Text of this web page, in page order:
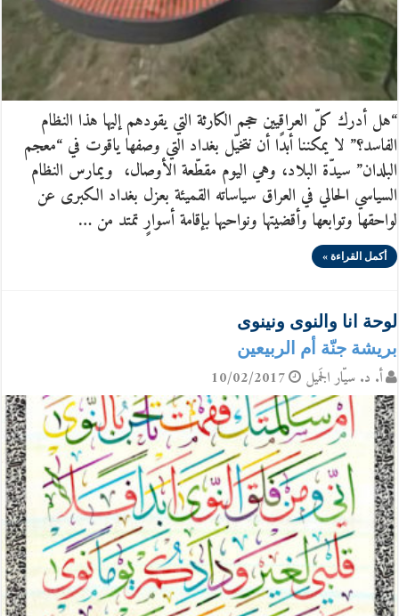
“هل أدرك كلّ العراقيين حجم الكارثة التي يقودهم إليها هذا النظام
الفاسد؟” لا يمكننا أبدًا أن نتخيّل بغداد التي وصفها ياقوت في “معجم
البلدان” سيدّة البلاد، وهي اليوم مقطّعة الأوصال، ويمارس النظام
السياسي الحالي في العراق سياساته القميئة بعزل بغداد الكبرى عن
لواحقها وتوابعها وأقضيتها ونواحيها بإقامة أسوارٍ تمتد من …
أكمل القراءة »
لوحة انا والنوى ونينوى
بريشة جنّة أم الربيعين
أ. د. سيّار الجَميل 10/02/2017